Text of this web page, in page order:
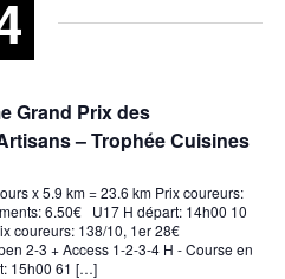
Grand Prix des
– Trophée Cuisines
x 5.9 km = 23.6 km Prix coureurs:
6.50€ U17 H départ: 14h00 10
coureurs: 138/10, 1er 28€
2-3 + Access 1-2-3-4 H - Course en
15h00 61 […]